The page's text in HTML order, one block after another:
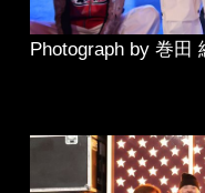
Photograph by 巻田